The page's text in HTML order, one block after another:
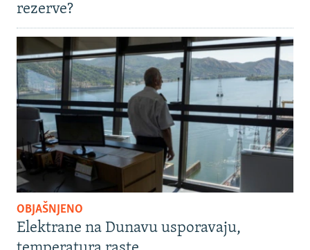
rezerve?
OBJAŠNJENO
Elektrane na Dunavu usporavaju,